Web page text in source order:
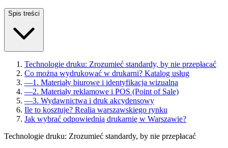
Spis treści
Technologie druku: Zrozumieć standardy, by nie przepłacać
Co można wydrukować w drukarni? Katalog usług
—1. Materiały biurowe i identyfikacja wizualna
—2. Materiały reklamowe i POS (Point of Sale)
—3. Wydawnictwa i druk akcydensowy
Ile to kosztuje? Realia warszawskiego rynku
Jak wybrać odpowiednią drukarnię w Warszawie?
Technologie druku: Zrozumieć standardy, by nie przepłacać